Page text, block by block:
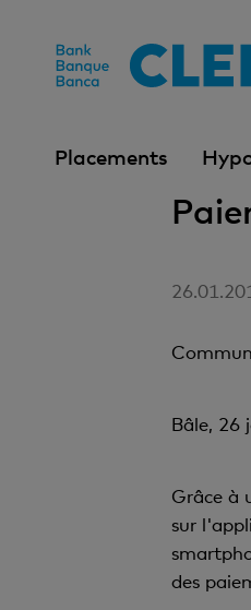
Placements
Bâle, 26
Grâce à
sur
des